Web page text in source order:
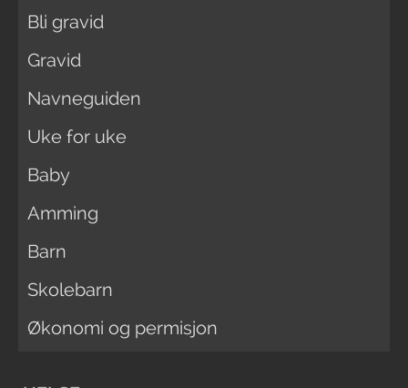
Bli gravid
Gravid
Navneguiden
Uke for uke
Baby
Amming
Barn
Skolebarn
Økonomi og permisjon